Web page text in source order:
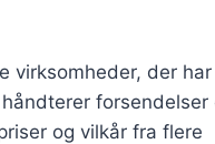
virksomheder, der har
forsendelser
og vilkår fra flere